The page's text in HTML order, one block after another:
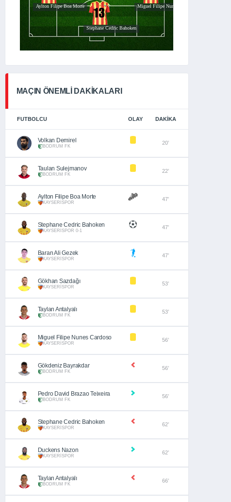
MAÇIN ÖNEMLİ DAKİKALARI
FUTBOLCU OLAY DAKIKA
Volkan Demirel
BODRUM FK
20’
Taulan Sulejmanov
BODRUM FK
22’
Aylton Filipe Boa Morte
KAYSERİSPOR
47’
Stephane Cedric Bahoken
KAYSERİSPOR 0-1
47’
Baran Ali Gezek
KAYSERİSPOR
47’
Gökhan Sazdağı
KAYSERİSPOR
53’
Taylan Antalyalı
BODRUM FK
53’
Miguel Filipe Nunes Cardoso
KAYSERİSPOR
56’
Gökdeniz Bayrakdar
BODRUM FK
56’
Pedro David Brazao Teixeira
BODRUM FK
56’
Stephane Cedric Bahoken
KAYSERİSPOR
62’
Duckens Nazon
KAYSERİSPOR
62’
Taylan Antalyalı
BODRUM FK
66’